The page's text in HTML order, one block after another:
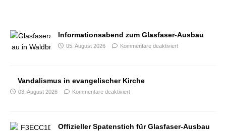
Informationsabend zum Glasfaser-Ausbau
05. August 2026 Kommentare deaktiviert
Vandalismus in evangelischer Kirche
03. August 2026 Kommentare deaktiviert
Offizieller Spatenstich für Glasfaser-Ausbau